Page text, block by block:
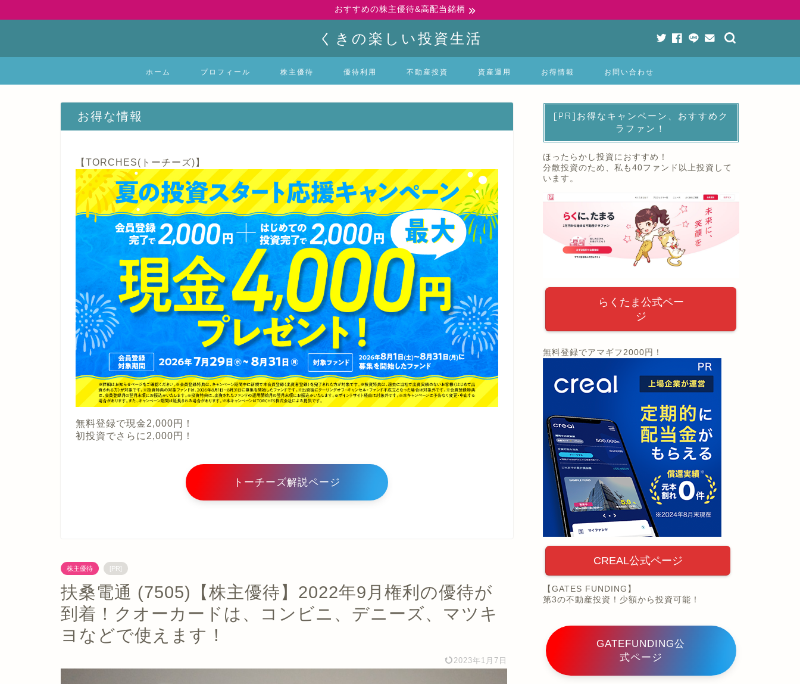
おすすめの株主優待&高配当銘柄
くきの楽しい投資生活
ホーム プロフィール 株主優待 優待利用 不動産投資 資産運用 お得情報 お問い合わせ
お得な情報
【TORCHES(トーチーズ)】
無料登録で現金2,000円！
初投資でさらに2,000円！
トーチーズ解説ページ
株主優待 [PR]
扶桑電通 (7505)【株主優待】2022年9月権利の優待が
到着！クオーカードは、コンビニ、デニーズ、マツキ
ヨなどで使えます！
2023年1月7日
[PR]お得なキャンペーン、おすすめク
ラファン！
ほったらかし投資におすすめ！
分散投資のため、私も40ファンド以上投資して
います。
らくたま公式ペー
ジ
無料登録でアマギフ2000円！
CREAL公式ページ
【GATES FUNDING】
第3の不動産投資！少額から投資可能！
GATEFUNDING公
式ページ